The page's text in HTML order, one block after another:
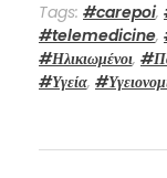
Tags: #carepoi,
#telemedicine,
#Ηλικιωμένοι,
#Υγεία,